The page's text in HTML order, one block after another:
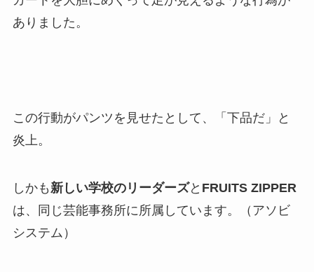
ありました。
この行動がパンツを見せたとして、「下品だ」と
炎上。
しかも 新しい学校のリーダーズと FRUITS ZIPPER
は、同じ芸能事務所に所属しています。（アソビ
システム）